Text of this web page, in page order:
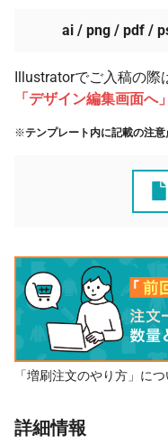
ai / png / pdf /
Illustratorでご入稿の際
「デザイン編集画面へ」
※テンプレート内に記載の注意
「増刷注文のやり方」に
詳細情報